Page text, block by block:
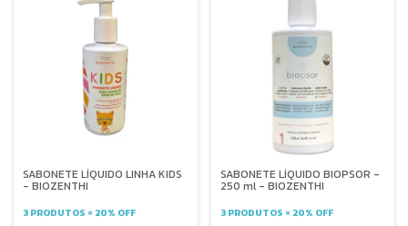
SABONETE LÍQUIDO LINHA KIDS
- BIOZENTHI
3 PRODUTOS = 20% OFF
SABONETE LÍQUIDO BIOPSOR -
250 ml - BIOZENTHI
3 PRODUTOS = 20% OFF